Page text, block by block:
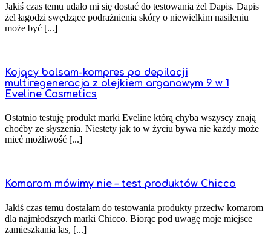
Jakiś czas temu udało mi się dostać do testowania żel Dapis. Dapis
żel łagodzi swędzące podrażnienia skóry o niewielkim nasileniu
może być [...]
Kojący balsam-kompres po depilacji
multiregeneracja z olejkiem arganowym 9 w 1
Eveline Cosmetics
Ostatnio testuję produkt marki Eveline którą chyba wszyscy znają
choćby ze słyszenia. Niestety jak to w życiu bywa nie każdy może
mieć możliwość [...]
Komarom mówimy nie – test produktów Chicco
Jakiś czas temu dostałam do testowania produkty przeciw komarom
dla najmłodszych marki Chicco. Biorąc pod uwagę moje miejsce
zamieszkania las, [...]